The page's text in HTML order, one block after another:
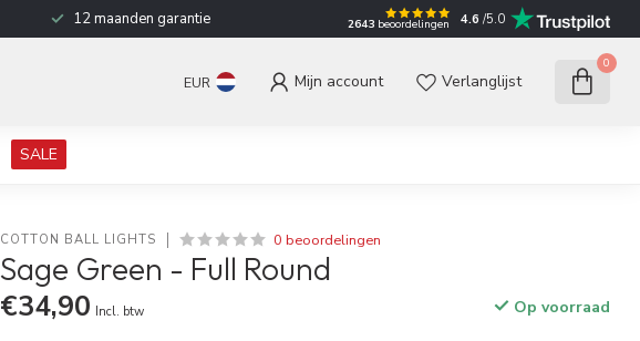
12 maanden garantie 2643 beoordelingen 4.6 /5.0
EUR Mijn account Verlanglijst
0
SALE
COTTON BALL LIGHTS 0 beoordelingen
Sage Green - Full Round
€34,90 Incl. btw Op voorraad